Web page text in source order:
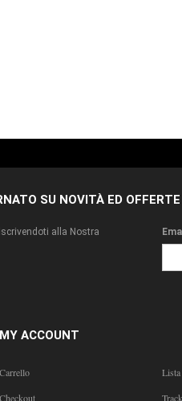
SU NOVITÀ ED OFFERTE
alla Nostra
MY ACCOUNT
Carrello
Lista
Checkout